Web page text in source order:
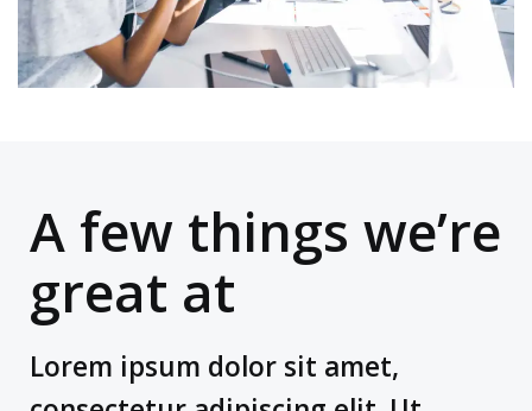
A few things we’re
great at
Lorem ipsum dolor sit amet,